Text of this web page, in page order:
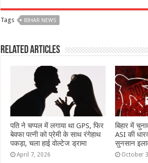
c
e
b
o
o
k
at
s
A
p
p
ss
n
g
e
r
itt
r
e
ra
m
ar
Tags BIHAR NEWS
Related Articles
पति ने चप्पल में लगाया था GPS, फिर
बेवफा पत्नी को प्रेमी के साथ रंगेहाथ
पकड़ा, चला हाई वोल्टेज ड्रामा
April 7, 2026
बिहार में
ASI की
सुनसान
October